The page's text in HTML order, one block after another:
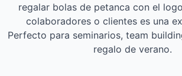
regalar bolas de petanca con el
colaboradores o clientes es una
Perfecto para seminarios, team
regalo de verano.